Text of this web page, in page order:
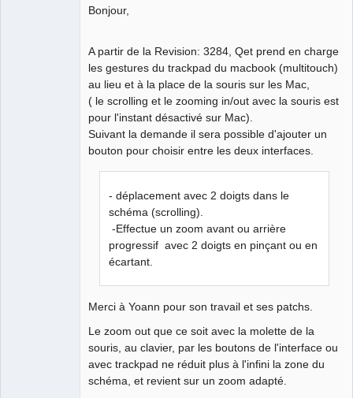
Google_Search
Bonjour,
A partir de la Revision: 3284, Qet prend en charge
les gestures du trackpad du macbook (multitouch)
au lieu et à la place de la souris sur les Mac,
( le scrolling et le zooming in/out avec la souris est
pour l'instant désactivé sur Mac).
Suivant la demande il sera possible d'ajouter un
bouton pour choisir entre les deux interfaces.
- déplacement avec 2 doigts dans le
schéma (scrolling).
-Effectue un zoom avant ou arrière
progressif avec 2 doigts en pinçant ou en
écartant.
Merci à Yoann pour son travail et ses patchs.
Le zoom out que ce soit avec la molette de la
souris, au clavier, par les boutons de l'interface ou
avec trackpad ne réduit plus à l'infini la zone du
schéma, et revient sur un zoom adapté.